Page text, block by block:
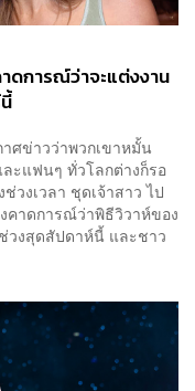
ดการณ์ว่าจะแต่งงาน
าศข่าวว่าพวกเขาหมั้น
ะแฟนๆ ทั่วโลกต่างก็รอ
วงเวลา ชุดเจ้าสาว ไป
าดการณ์ว่าพิธีวิวาห์ของ
วงสุดสัปดาห์นี้ และชาว